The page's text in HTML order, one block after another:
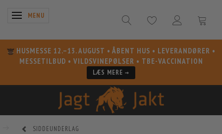
SKIFTE NAVIGATION
MENU
HUSMESSE 12.–13. AUGUST • ÅBENT HUS • LEVERANDØRER •
MESSETILBUD • VILDSVINEPØLSER • TBE-VACCINATION
LÆS MERE →
SIDDEUNDERLAG